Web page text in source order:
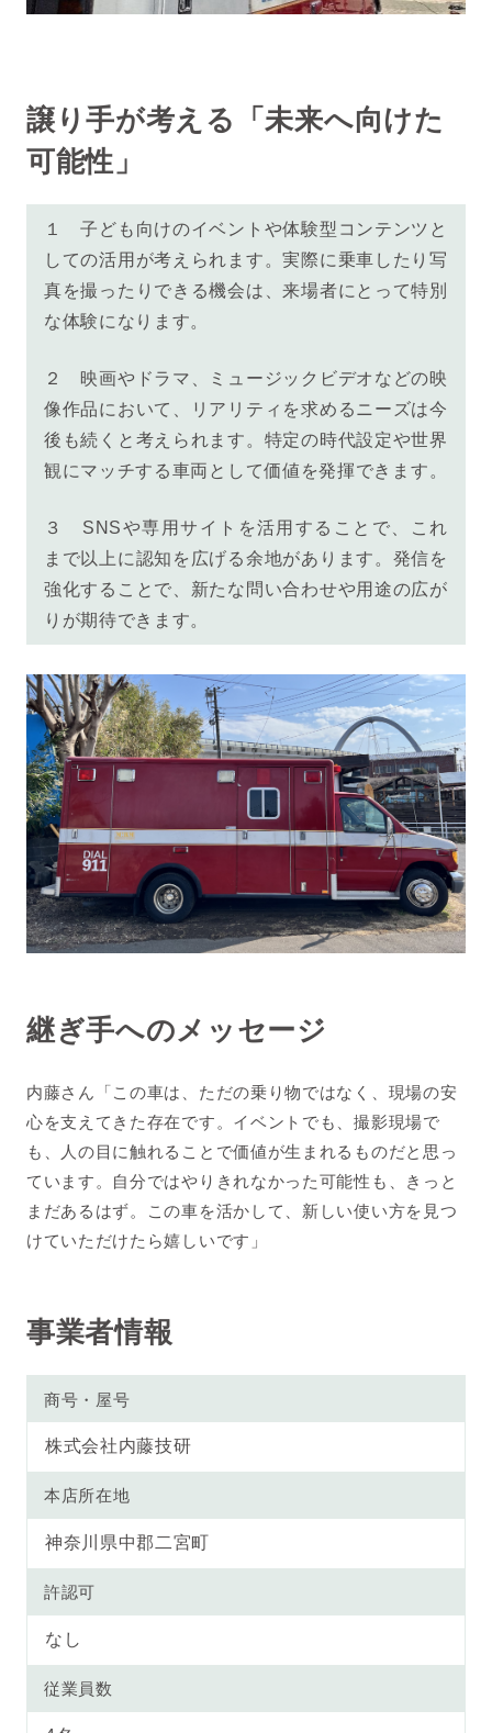
譲り手が考える「未来へ向けた
可能性」
１ 子ども向けのイベントや体験型コンテンツと
しての活用が考えられます。実際に乗車したり写
真を撮ったりできる機会は、来場者にとって特別
な体験になります。
２ 映画やドラマ、ミュージックビデオなどの映
像作品において、リアリティを求めるニーズは今
後も続くと考えられます。特定の時代設定や世界
観にマッチする車両として価値を発揮できます。
３ SNSや専用サイトを活用することで、これ
まで以上に認知を広げる余地があります。発信を
強化することで、新たな問い合わせや用途の広が
りが期待できます。
継ぎ手へのメッセージ
内藤さん「この車は、ただの乗り物ではなく、現場の安
心を支えてきた存在です。イベントでも、撮影現場で
も、人の目に触れることで価値が生まれるものだと思っ
ています。自分ではやりきれなかった可能性も、きっと
まだあるはず。この車を活かして、新しい使い方を見つ
けていただけたら嬉しいです」
事業者情報
商号・屋号
株式会社内藤技研
本店所在地
神奈川県中郡二宮町
許認可
なし
従業員数